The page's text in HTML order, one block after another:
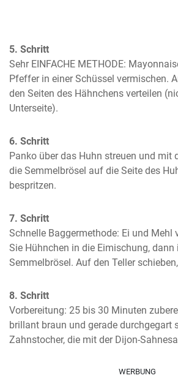
5. Schritt
Sehr EINFACHE METHODE:
Pfeffer in einer Schüssel vermischen.
den Seiten des Hähnchens verteilen
Unterseite).
6. Schritt
Panko über das Huhn streuen und mit
die Semmelbrösel auf die Seite des
bespritzen.
7. Schritt
Schnelle Baggermethode: Ei und Mehl
Sie Hühnchen in die Eimischung, dann
Semmelbrösel. Auf den Teller
8. Schritt
Vorbereitung: 25 bis 30 Minuten
brillant braun und gerade durchgegart
Zahnstocher, die mit der Dijon-
WERBUNG